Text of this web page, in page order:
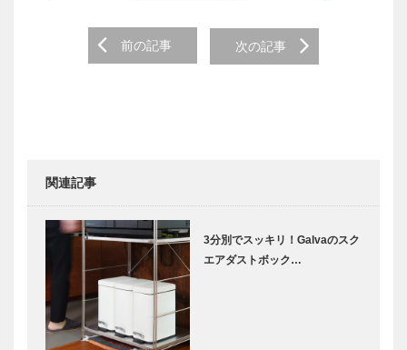
前の記事 次の記事
関連記事
3分別でスッキリ！Galvaのスク
エアダストボック…